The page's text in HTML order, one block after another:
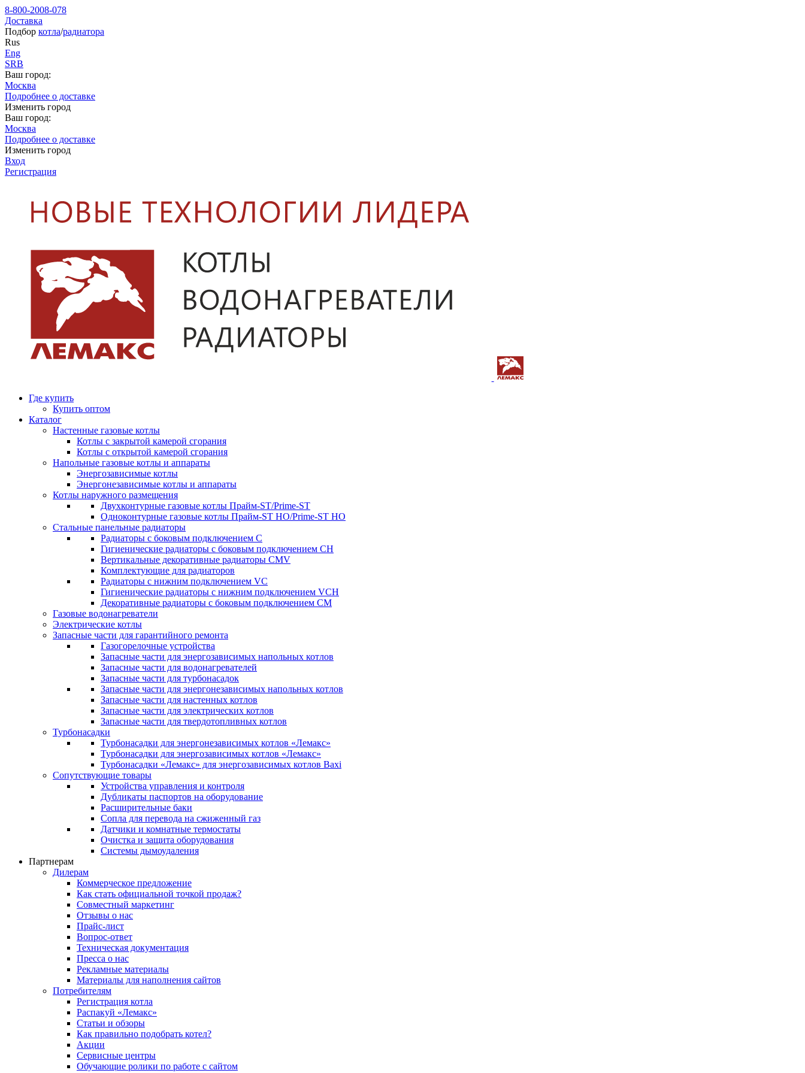
8-800-2008-078
Доставка
Подбор котла/радиатора
Rus
Eng
SRB
Ваш город:
Москва
Подробнее о доставке
Изменить город
Ваш город:
Москва
Подробнее о доставке
Изменить город
Вход
Регистрация
Где купить
Купить оптом
Каталог
Настенные газовые котлы
Котлы с закрытой камерой сгорания
Котлы с открытой камерой сгорания
Напольные газовые котлы и аппараты
Энергозависимые котлы
Энергонезависимые котлы и аппараты
Котлы наружного размещения
Двухконтурные газовые котлы Прайм-ST/Prime-ST
Одноконтурные газовые котлы Прайм-ST HO/Prime-ST HO
Стальные панельные радиаторы
Радиаторы c боковым подключением C
Гигиенические радиаторы c боковым подключением CH
Вертикальные декоративные радиаторы CMV
Комплектующие для радиаторов
Радиаторы c нижним подключением VC
Гигиенические радиаторы c нижним подключением VCH
Декоративные радиаторы с боковым подключением CM
Газовые водонагреватели
Электрические котлы
Запасные части для гарантийного ремонта
Газогорелочные устройства
Запасные части для энергозависимых напольных котлов
Запасные части для водонагревателей
Запасные части для турбонасадок
Запасные части для энергонезависимых напольных котлов
Запасные части для настенных котлов
Запасные части для электрических котлов
Запасные части для твердотопливных котлов
Турбонасадки
Турбонасадки для энергонезависимых котлов «Лемакс»
Турбонасадки для энергозависимых котлов «Лемакс»
Турбонасадки «Лемакс» для энергозависимых котлов Baxi
Сопутствующие товары
Устройства управления и контроля
Дубликаты паспортов на оборудование
Расширительные баки
Сопла для перевода на сжиженный газ
Датчики и комнатные термостаты
Очистка и защита оборудования
Системы дымоудаления
Партнерам
Дилерам
Коммерческое предложение
Как стать официальной точкой продаж?
Совместный маркетинг
Отзывы о нас
Прайс-лист
Вопрос-ответ
Техническая документация
Пресса о нас
Рекламные материалы
Материалы для наполнения сайтов
Потребителям
Регистрация котла
Распакуй «Лемакс»
Статьи и обзоры
Как правильно подобрать котел?
Акции
Сервисные центры
Обучающие ролики по работе с сайтом